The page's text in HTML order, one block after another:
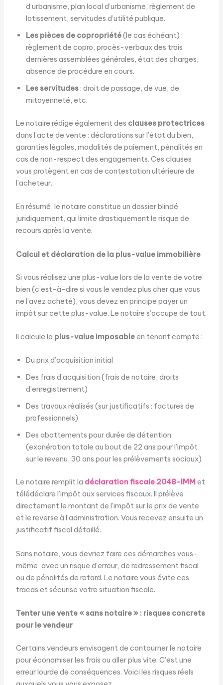
d’urbanisme, plan local d’urbanisme, règlement de
lotissement, servitudes d’utilité publique.
Les pièces de copropriété(le cas échéant) :
règlement de copro, procès-verbaux des trois
dernières assemblées générales, état des charges,
absence de procédure en cours.
Les servitudes: droit de passage, de vue, de
mitoyenneté, etc.
Le notaire rédige également des clauses protectrices
dans l’acte de vente : déclarations sur l’état du bien,
garanties légales, modalités de paiement, pénalités en
cas de non-respect des engagements. Ces clauses
vous protègent en cas de contestation ultérieure de
l’acheteur.
En résumé, le notaire constitue un dossier blindé
juridiquement, qui limite drastiquement le risque de
recours après la vente.
Calcul et déclaration de la plus-value immobilière
Si vous réalisez une plus-value lors de la vente de votre
bien (c’est-à-dire si vous le vendez plus cher que vous
ne l’avez acheté), vous devez en principe payer un
impôt sur cette plus-value. Le notaire s’occupe de tout.
Il calcule la plus-value imposableen tenant compte :
Du prix d’acquisition initial
Des frais d’acquisition (frais de notaire, droits
d’enregistrement)
Des travaux réalisés (sur justificatifs : factures de
professionnels)
Des abattements pour durée de détention
(exonération totale au bout de 22 ans pour l’impôt
sur le revenu, 30 ans pour les prélèvements sociaux)
Le notaire remplit la déclaration fiscale 2048-IMM et
télédéclare l’impôt aux services fiscaux. Il prélève
directement le montant de l’impôt sur le prix de vente
et le reverse à l’administration. Vous recevez ensuite un
justificatif fiscal détaillé.
Sans notaire, vous devriez faire ces démarches vous-
même, avec un risque d’erreur, de redressement fiscal
ou de pénalités de retard. Le notaire vous évite ces
tracas et sécurise votre situation fiscale.
Tenter une vente « sans notaire » : risques concrets
pour le vendeur
Certains vendeurs envisagent de contourner le notaire
pour économiser les frais ou aller plus vite. C’est une
erreur lourde de conséquences. Voici les risques réels